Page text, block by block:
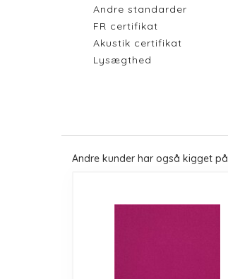
Andre standarder
FR certifikat
Akustik certifikat
Lysægthed
Andre kunder har også kigget på